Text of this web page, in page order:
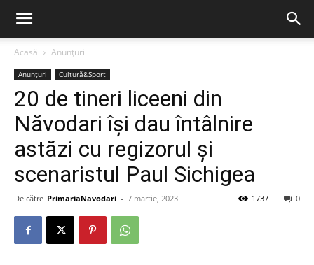
Acasă Anunțuri
Anunțuri Cultură&Sport
20 de tineri liceeni din
Năvodari își dau întâlnire
astăzi cu regizorul și
scenaristul Paul Sichigea
De către PrimariaNavodari - 7 martie, 2023 0
1737